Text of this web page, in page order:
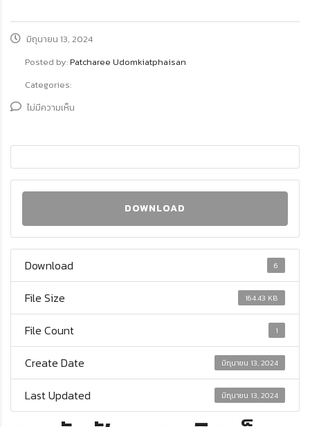
มิถุนายน 13, 2024
Posted by:Patcharee Udomkiatphaisan
Categories:
ไม่มีความเห็น
DOWNLOAD
Download 6
File Size 164.43 KB
File Count 1
Create Date มิถุนายน 13, 2024
Last Updated มิถุนายน 13, 2024